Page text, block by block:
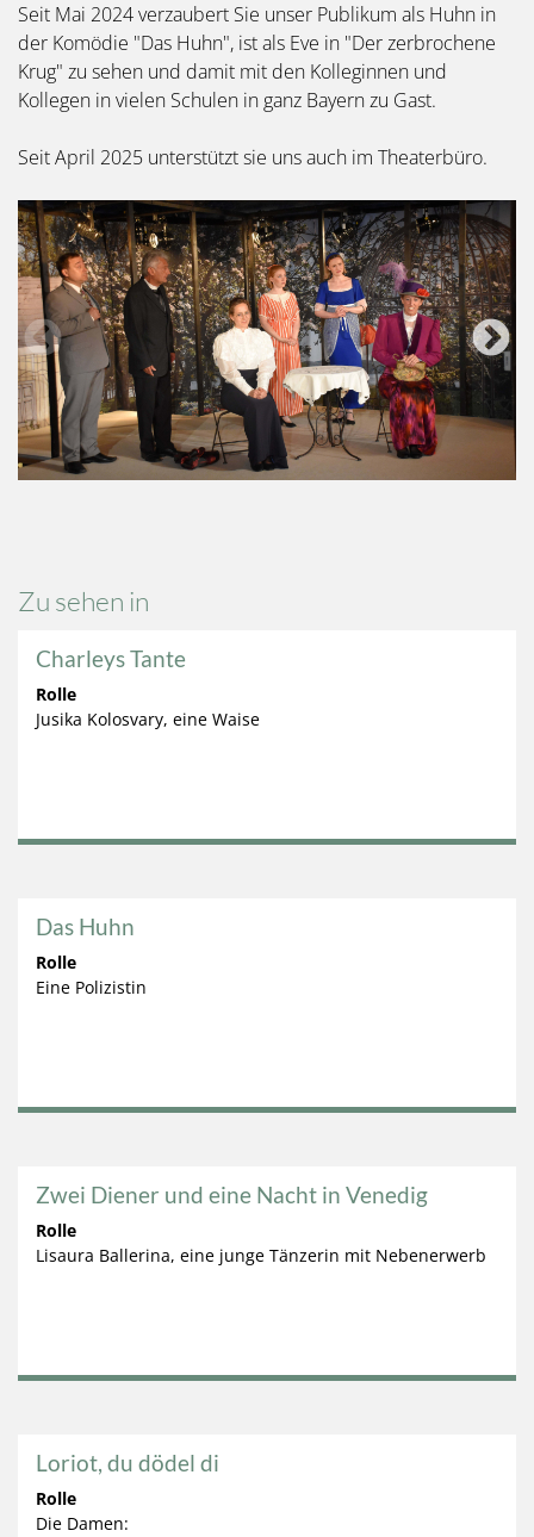
Seit Mai 2024 verzaubert Sie unser Publikum als Huhn in
der Komödie "Das Huhn", ist als Eve in "Der zerbrochene
Krug" zu sehen und damit mit den Kolleginnen und
Kollegen in vielen Schulen in ganz Bayern zu Gast.
Seit April 2025 unterstützt sie uns auch im Theaterbüro.
Zu sehen in
Charleys Tante
Rolle
Jusika Kolosvary, eine Waise
Das Huhn
Rolle
Eine Polizistin
Zwei Diener und eine Nacht in Venedig
Rolle
Lisaura Ballerina, eine junge Tänzerin mit Nebenerwerb
Loriot, du dödel di
Rolle
Die Damen: